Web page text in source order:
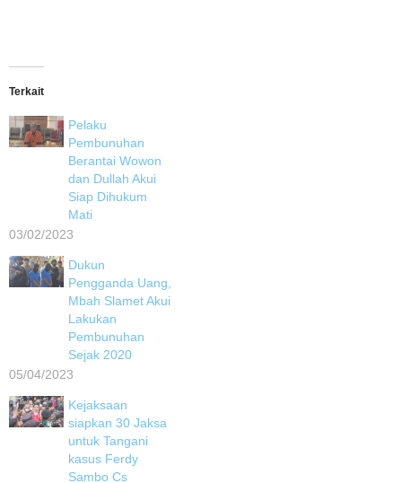
Terkait
Pelaku
Pembunuhan
Berantai Wowon
dan Dullah Akui
Siap Dihukum
Mati
03/02/2023
Dukun
Pengganda Uang,
Mbah Slamet Akui
Lakukan
Pembunuhan
Sejak 2020
05/04/2023
Kejaksaan
siapkan 30 Jaksa
untuk Tangani
kasus Ferdy
Sambo Cs